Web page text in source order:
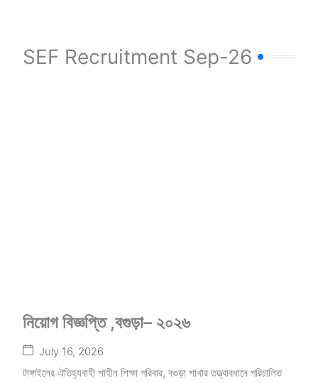
SEF Recruitment Sep-26
নিয়োগ বিজ্ঞপ্তি ,বগুড়া– ২০২৬
July 16, 2026
টাঙ্গাইলের ঐতিহ্যবাহী শাহীন শিক্ষা পরিবার, বগুড়া শাখার তত্ত্বাবধানে পরিচালিত